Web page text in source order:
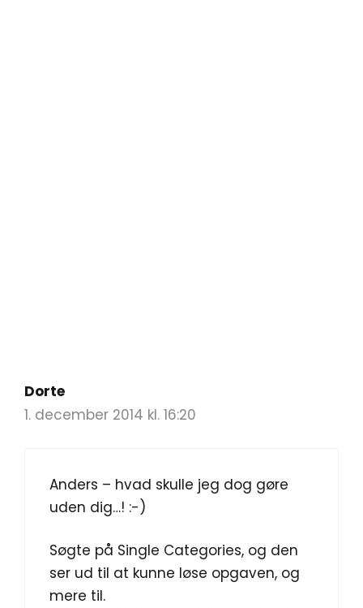
Dorte
1. december 2014 kl. 16:20
Anders – hvad skulle jeg dog gøre
uden dig…! :-)
Søgte på Single Categories, og den
ser ud til at kunne løse opgaven, og
mere til.